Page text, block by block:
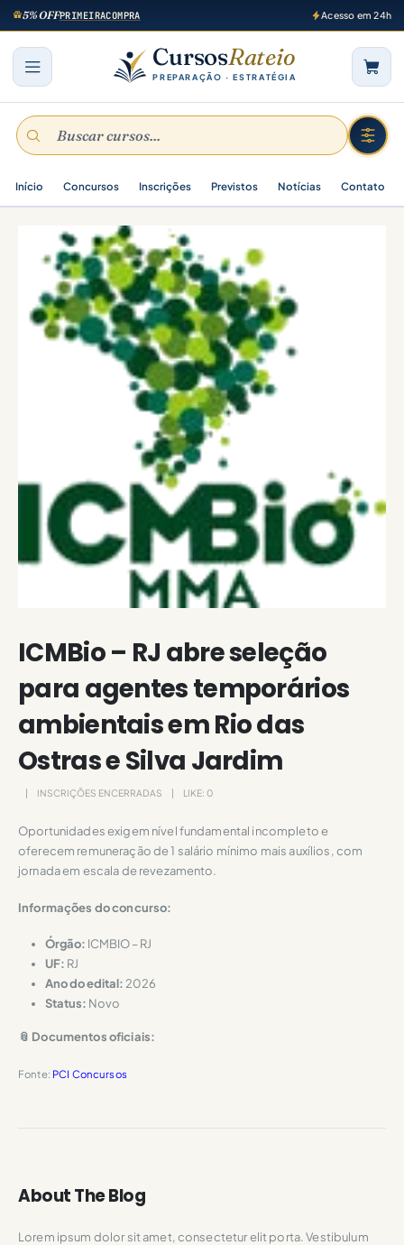
5% OFFPRIMEIRACOMPRA Acesso em 24h
CursosRateio
PREPARAÇÃO · ESTRATÉGIA
Início Concursos Inscrições Previstos Notícias Contato
ICMBio – RJ abre seleção
para agentes temporários
ambientais em Rio das
Ostras e Silva Jardim
INSCRIÇÕES ENCERRADAS LIKE: 0
Oportunidades exigem nível fundamental incompleto e
oferecem remuneração de 1 salário mínimo mais auxílios, com
jornada em escala de revezamento.
Informações do concurso:
Órgão: ICMBIO – RJ
UF: RJ
Ano do edital: 2026
Status: Novo
📎 Documentos oficiais:
Fonte: PCI Concursos
About The Blog
Lorem ipsum dolor sit amet, consectetur elit porta. Vestibulum